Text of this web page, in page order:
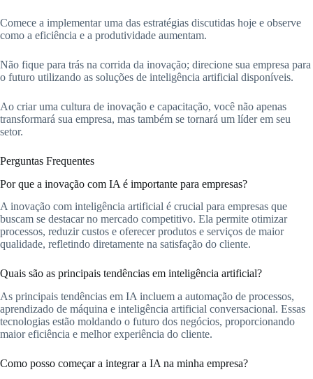
Comece a implementar uma das estratégias discutidas hoje e observe
como a eficiência e a produtividade aumentam.
Não fique para trás na corrida da inovação; direcione sua empresa para
o futuro utilizando as soluções de inteligência artificial disponíveis.
Ao criar uma cultura de inovação e capacitação, você não apenas
transformará sua empresa, mas também se tornará um líder em seu
setor.
Perguntas Frequentes
Por que a inovação com IA é importante para empresas?
A inovação com inteligência artificial é crucial para empresas que
buscam se destacar no mercado competitivo. Ela permite otimizar
processos, reduzir custos e oferecer produtos e serviços de maior
qualidade, refletindo diretamente na satisfação do cliente.
Quais são as principais tendências em inteligência artificial?
As principais tendências em IA incluem a automação de processos,
aprendizado de máquina e inteligência artificial conversacional. Essas
tecnologias estão moldando o futuro dos negócios, proporcionando
maior eficiência e melhor experiência do cliente.
Como posso começar a integrar a IA na minha empresa?